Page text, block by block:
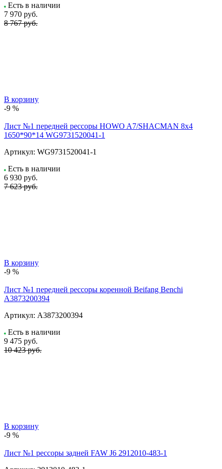
Есть в наличии
7 970 руб.
8 767 руб.
В корзину
-9 %
Лист №1 передней рессоры HOWO A7/SHACMAN 8х4
1650*90*14 WG9731520041-1
Артикул: WG9731520041-1
Есть в наличии
6 930 руб.
7 623 руб.
В корзину
-9 %
Лист №1 передней рессоры коренной Beifang Benchi
A3873200394
Артикул: A3873200394
Есть в наличии
9 475 руб.
10 423 руб.
В корзину
-9 %
Лист №1 рессоры задней FAW J6 2912010-483-1